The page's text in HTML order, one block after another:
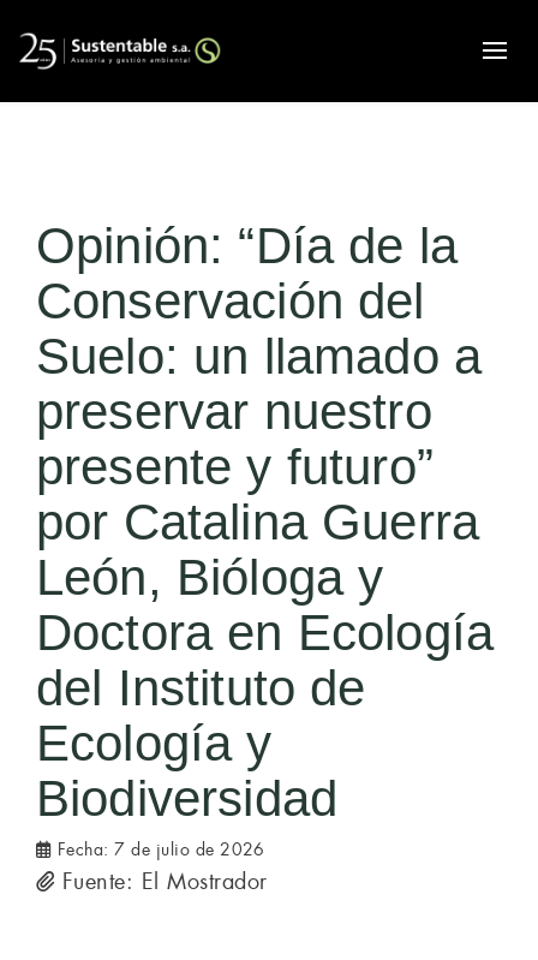
Opinión: “Día de la
Conservación del
Suelo: un llamado a
preservar nuestro
presente y futuro”
por Catalina Guerra
León, Bióloga y
Doctora en Ecología
del Instituto de
Ecología y
Biodiversidad
Fecha:7 de julio de 2026
Fuente: El Mostrador